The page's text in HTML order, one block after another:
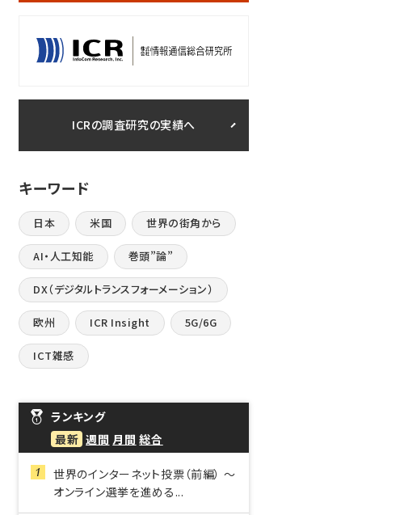
ICRの調査研究の実績へ
キーワード
日本 米国 世界の街角から
AI・人工知能 巻頭”論”
DX（デジタルトランスフォーメーション）
欧州 ICR Insight 5G/6G
ICT雑感
ランキング
最新 週間 月間 総合
世界のインターネット投票（前編） ～
オンライン選挙を進める...